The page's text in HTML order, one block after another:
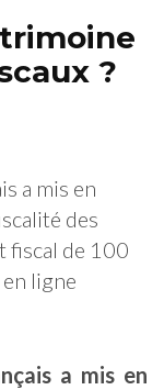
?
a mis en
des
fiscal de 100
ligne
a mis en